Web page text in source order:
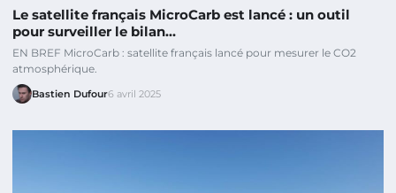
Le satellite français MicroCarb est lancé : un outil
pour surveiller le bilan…
EN BREF MicroCarb : satellite français lancé pour mesurer le CO2
atmosphérique.
Bastien Dufour6 avril 2025